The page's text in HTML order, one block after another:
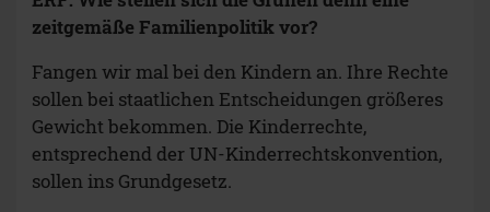
zeitgemäße Familienpolitik vor?
Fangen wir mal bei den Kindern an. Ihre Rechte
sollen bei staatlichen Entscheidungen größeres
Gewicht bekommen. Die Kinderrechte,
entsprechend der UN-Kinderrechtskonvention,
sollen ins Grundgesetz.